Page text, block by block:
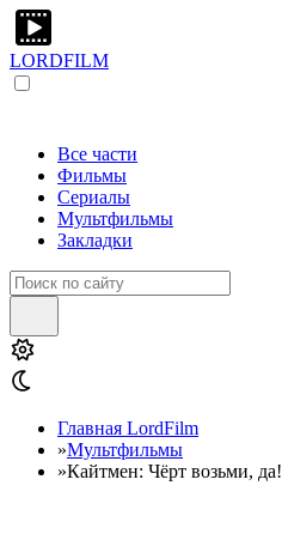
LORDFILM
Все части
Фильмы
Сериалы
Мультфильмы
Закладки
Главная LordFilm
»Мультфильмы
»Кайтмен: Чёрт возьми, да!